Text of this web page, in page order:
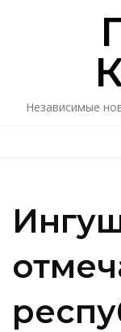
Независимые